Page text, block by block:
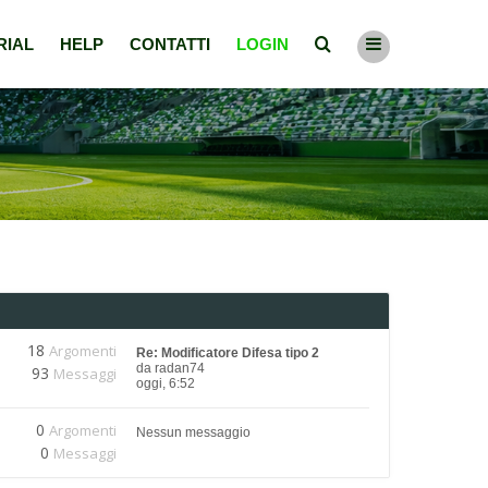
HELP CONTATTI LOGIN
18 Argomenti
93 Messaggi
Re: Modificatore Difesa tipo 2
da radan74
oggi, 6:52
0 Argomenti
0 Messaggi
Nessun messaggio